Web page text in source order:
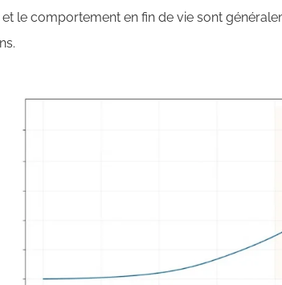
le comportement en fin de vie sont